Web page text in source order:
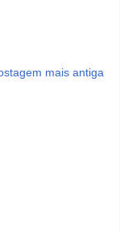
mais antiga